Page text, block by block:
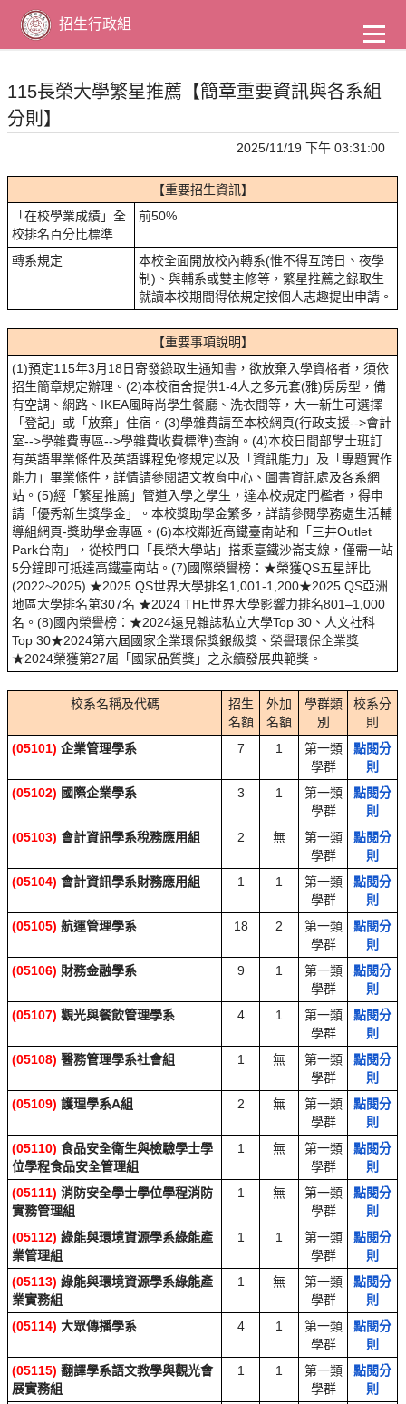
主
要
招生行政組
115長榮大學繁星推薦【簡章重要資訊與各系組
分則】
2025/11/19 下午 03:31:00
【重要招生資訊】
「在校學業成績」全
校排名百分比標準
前50%
轉系規定
本校全面開放校內轉系(惟不得互跨日、夜學
制)、與輔系或雙主修等，繁星推薦之錄取生
就讀本校期間得依規定按個人志趣提出申請。
【重要事項說明】
(1)預定115年3月18日寄發錄取生通知書，欲放棄入學資格者，須依
招生簡章規定辦理。(2)本校宿舍提供1-4人之多元套(雅)房房型，備
有空調、網路、IKEA風時尚學生餐廳、洗衣間等，大一新生可選擇
「登記」或「放棄」住宿。(3)學雜費請至本校網頁(行政支援-->會計
室-->學雜費專區-->學雜費收費標準)查詢。(4)本校日間部學士班訂
有英語畢業條件及英語課程免修規定以及「資訊能力」及「專題實作
能力」畢業條件，詳情請參閱語文教育中心、圖書資訊處及各系網
站。(5)經「繁星推薦」管道入學之學生，達本校規定門檻者，得申
請「優秀新生獎學金」。本校獎助學金繁多，詳請參閱學務處生活輔
導組網頁-獎助學金專區。(6)本校鄰近高鐵臺南站和「三井Outlet
Park台南」，從校門口「長榮大學站」搭乘臺鐵沙崙支線，僅需一站
5分鐘即可抵達高鐵臺南站。(7)國際榮譽榜：★榮獲QS五星評比
(2022~2025) ★2025 QS世界大學排名1,001-1,200★2025 QS亞洲
地區大學排名第307名 ★2024 THE世界大學影響力排名801–1,000
名。(8)國內榮譽榜：★2024遠見雜誌私立大學Top 30、人文社科
Top 30★2024第六屆國家企業環保獎銀級獎、榮譽環保企業獎
★2024榮獲第27屆「國家品質獎」之永續發展典範獎。
校系名稱及代碼
招生
名額
外加
名額
學群類
別
校系分
則
(05101)企業管理學系 7 1
第一類
學群
點閱分
則
(05102) 國際企業學系 3 1
第一類
學群
點閱分
則
(05103)會計資訊學系稅務應用組 2 無
第一類
學群
點閱分
則
(05104)會計資訊學系財務應用組 1 1
第一類
學群
點閱分
則
(05105)航運管理學系 18 2
第一類
學群
點閱分
則
(05106) 財務金融學系 9 1
第一類
學群
點閱分
則
(05107)觀光與餐飲管理學系 4 1
第一類
學群
點閱分
則
(05108)醫務管理學系社會組 1 無
第一類
學群
點閱分
則
(05109)護理學系A組 2 無
第一類
學群
點閱分
則
(05110)食品安全衛生與檢驗學士學
位學程食品安全管理組
1 無
第一類
學群
點閱分
則
(05111)消防安全學士學位學程消防
實務管理組
1 無
第一類
學群
點閱分
則
(05112)綠能與環境資源學系綠能產
業管理組
1 1
第一類
學群
點閱分
則
(05113)綠能與環境資源學系綠能產
業實務組
1 無
第一類
學群
點閱分
則
(05114)大眾傳播學系 4 1
第一類
學群
點閱分
則
(05115)翻譯學系語文教學與觀光會
展實務組
1 1
第一類
學群
點閱分
則